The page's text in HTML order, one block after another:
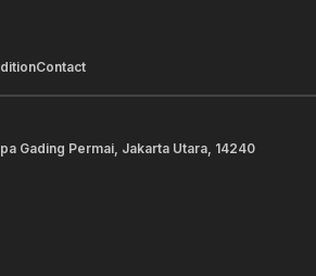
Contact
Gading Permai, Jakarta Utara, 14240